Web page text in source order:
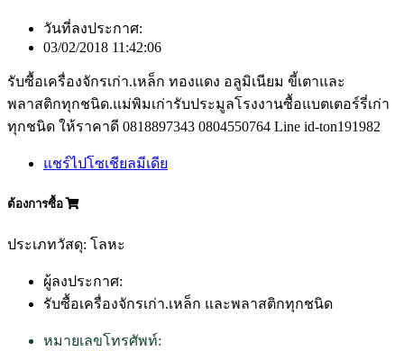
วันที่ลงประกาศ:
03/02/2018 11:42:06
รับซื้อเครื่องจักรเก่า.เหล็ก ทองแดง อลูมิเนียม ขี้เตาและ
พลาสติกทุกชนิด.แม่พิมเก่ารับประมูลโรงงานซื้อแบตเตอร์รี่เก่า
ทุกชนิด ให้ราคาดี 0818897343 0804550764 Line id-ton191982
แชร์ไปโซเชียลมีเดีย
ต้องการซื้อ
ประเภทวัสดุ: โลหะ
ผู้ลงประกาศ:
รับซื้อเครื่องจักรเก่า.เหล็ก และพลาสติกทุกชนิด
หมายเลขโทรศัพท์: